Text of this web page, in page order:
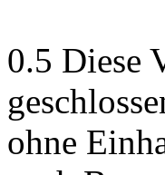
0.5 Diese
ohne